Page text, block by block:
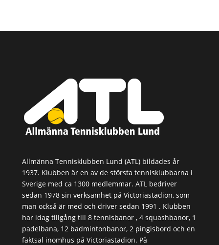
Allmänna Tennisklubben Lund (ATL) bildades år
1937. Klubben är en av de största tennisklubbarna i
Sverige med ca 1300 medlemmar. ATL bedriver
sedan 1978 sin verksamhet på Victoriastadion, som
man också är med och driver sedan 1991 . Klubben
har idag tillgång till 8 tennisbanor , 4 squashbanor, 1
padelbana, 12 badmintonbanor, 2 pingisbord och en
fäktsal inomhus på Victoriastadion. På